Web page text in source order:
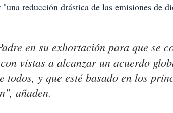
reducción drástica de las emisiones de
en su exhortación para que se
vistas a alcanzar un acuerdo
todos, y que esté basado en los
añaden.